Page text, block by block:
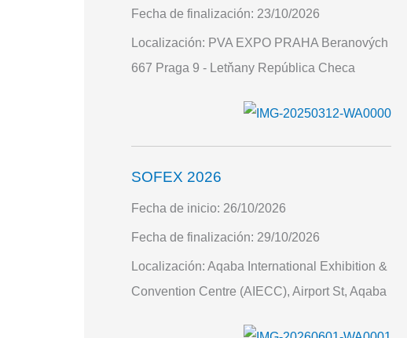
Fecha de finalización: 23/10/2026
Localización: PVA EXPO PRAHA Beranových
667 Praga 9 - Letňany República Checa
SOFEX 2026
Fecha de inicio: 26/10/2026
Fecha de finalización: 29/10/2026
Localización: Aqaba International Exhibition &
Convention Centre (AIECC), Airport St, Aqaba